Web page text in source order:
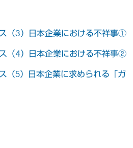
（3）日本企業における不祥事①
（4）日本企業における不祥事②
（5）日本企業に求められる「ガ